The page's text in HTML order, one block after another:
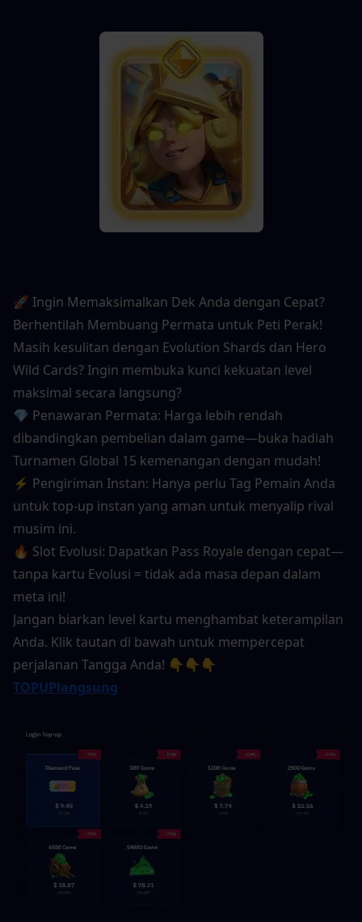
🚀 Ingin Memaksimalkan Dek Anda dengan Cepat?
Berhentilah Membuang Permata untuk Peti Perak!
Masih kesulitan dengan Evolution Shards dan Hero
Wild Cards? Ingin membuka kunci kekuatan level
maksimal secara langsung?
💎 Penawaran Permata: Harga lebih rendah
dibandingkan pembelian dalam game—buka hadiah
Turnamen Global 15 kemenangan dengan mudah!
⚡ Pengiriman Instan: Hanya perlu Tag Pemain Anda
untuk top-up instan yang aman untuk menyalip rival
musim ini.
🔥 Slot Evolusi: Dapatkan Pass Royale dengan cepat—
tanpa kartu Evolusi = tidak ada masa depan dalam
meta ini!
Jangan biarkan level kartu menghambat keterampilan
Anda. Klik tautan di bawah untuk mempercepat
perjalanan Tangga Anda! 👇👇👇
TOPUPlangsung